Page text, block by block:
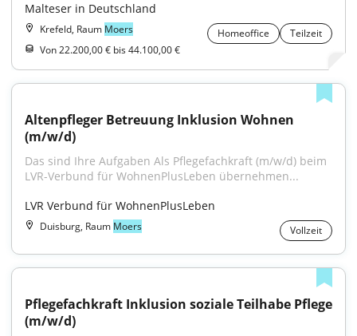
Malteser in Deutschland
Krefeld, Raum Moers Homeoffice
Teilzeit
Von 22.200,00 € bis 44.100,00 €
Altenpfleger Betreuung Inklusion Wohnen
(m/w/d)
Das sind Ihre Aufgaben Als Pflegefachkraft (m/w/d) beim
LVR-Verbund für WohnenPlusLeben übernehmen...
LVR Verbund für WohnenPlusLeben
Duisburg, Raum Moers Vollzeit
Pflegefachkraft Inklusion soziale Teilhabe Pflege
(m/w/d)